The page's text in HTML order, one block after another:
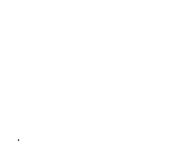
.